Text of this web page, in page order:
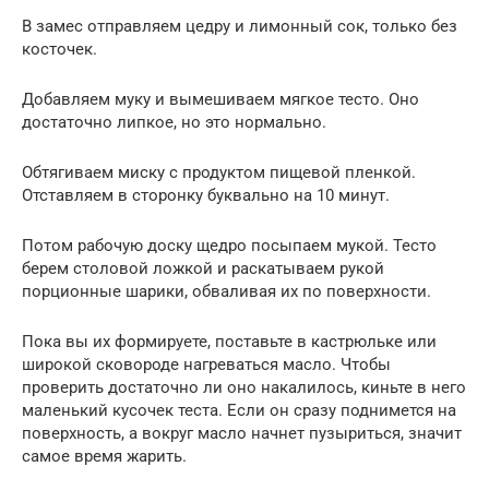
В замес отправляем цедру и лимонный сок, только без
косточек.
Добавляем муку и вымешиваем мягкое тесто. Оно
достаточно липкое, но это нормально.
Обтягиваем миску с продуктом пищевой пленкой.
Отставляем в сторонку буквально на 10 минут.
Потом рабочую доску щедро посыпаем мукой. Тесто
берем столовой ложкой и раскатываем рукой
порционные шарики, обваливая их по поверхности.
Пока вы их формируете, поставьте в кастрюльке или
широкой сковороде нагреваться масло. Чтобы
проверить достаточно ли оно накалилось, киньте в него
маленький кусочек теста. Если он сразу поднимется на
поверхность, а вокруг масло начнет пузыриться, значит
самое время жарить.